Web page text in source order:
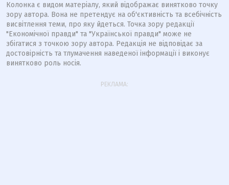
Колонка є видом матеріалу, який відображає винятково точку
зору автора. Вона не претендує на об'єктивність та всебічність
висвітлення теми, про яку йдеться. Точка зору редакції
"Економічної правди" та "Української правди" може не
збігатися з точкою зору автора. Редакція не відповідає за
достовірність та тлумачення наведеної інформації і виконує
винятково роль носія.
РЕКЛАМА: